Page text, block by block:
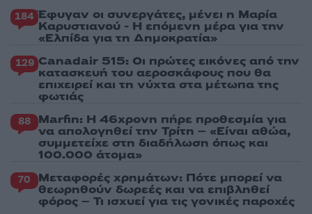
184 Έφυγαν οι συνεργάτες, μένει η Μαρία
Καρυστιανού - Η επόμενη μέρα για την
«Ελπίδα για τη Δημοκρατία»
129 Canadair 515: Οι πρώτες εικόνες από την
κατασκευή του αεροσκάφους που θα
επιχειρεί και τη νύχτα στα μέτωπα της
φωτιάς
88 Marfin: Η 46χρονη πήρε προθεσμία για
να απολογηθεί την Τρίτη – «Είναι αθώα,
συμμετείχε στη διαδήλωση όπως και
100.000 άτομα»
70 Μεταφορές χρημάτων: Πότε μπορεί να
θεωρηθούν δωρεές και να επιβληθεί
φόρος – Τι ισχυεί για τις γονικές παροχές